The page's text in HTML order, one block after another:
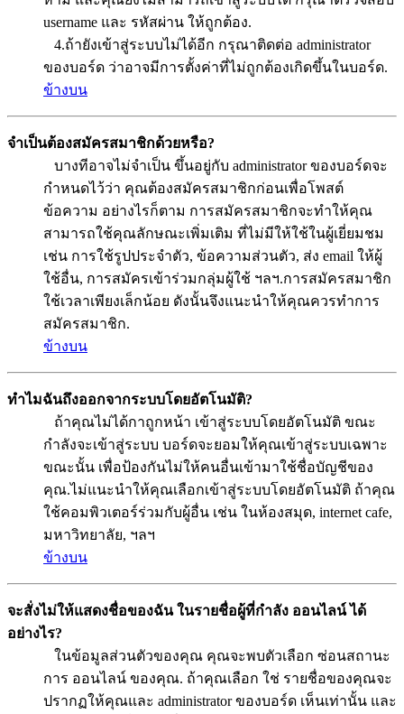
username และ รหัสผ่าน ให้ถูกต้อง.
4.ถ้ายังเข้าสู่ระบบไม่ได้อีก กรุณาติดต่อ administrator
ของบอร์ด ว่าอาจมีการตั้งค่าที่ไม่ถูกต้องเกิดขึ้นในบอร์ด.
ข้างบน
จำเป็นต้องสมัครสมาชิกด้วยหรือ?
บางทีอาจไม่จำเป็น ขึ้นอยู่กับ administrator ของบอร์ดจะ
กำหนดไว้ว่า คุณต้องสมัครสมาชิกก่อนเพื่อโพสต์
ข้อความ อย่างไรก็ตาม การสมัครสมาชิกจะทำให้คุณ
สามารถใช้คุณลักษณะเพิ่มเติม ที่ไม่มีให้ใช้ในผู้เยี่ยมชม
เช่น การใช้รูปประจำตัว, ข้อความส่วนตัว, ส่ง email ให้ผู้
ใช้อื่น, การสมัครเข้าร่วมกลุ่มผู้ใช้ ฯลฯ.การสมัครสมาชิก
ใช้เวลาเพียงเล็กน้อย ดังนั้นจึงแนะนำให้คุณควรทำการ
สมัครสมาชิก.
ข้างบน
ทำไมฉันถึงออกจากระบบโดยอัตโนมัติ?
ถ้าคุณไม่ได้กาถูกหน้า เข้าสู่ระบบโดยอัตโนมัติ ขณะ
กำลังจะเข้าสู่ระบบ บอร์ดจะยอมให้คุณเข้าสู่ระบบเฉพาะ
ขณะนั้น เพื่อป้องกันไม่ให้คนอื่นเข้ามาใช้ชื่อบัญชีของ
คุณ.ไม่แนะนำให้คุณเลือกเข้าสู่ระบบโดยอัตโนมัติ ถ้าคุณ
ใช้คอมพิวเตอร์ร่วมกับผู้อื่น เช่น ในห้องสมุด, internet cafe,
มหาวิทยาลัย, ฯลฯ
ข้างบน
จะสั่งไม่ให้แสดงชื่อของฉัน ในรายชื่อผู้ที่กำลัง ออนไลน์ ได้
อย่างไร?
ในข้อมูลส่วนตัวของคุณ คุณจะพบตัวเลือก ซ่อนสถานะ
การ ออนไลน์ ของคุณ. ถ้าคุณเลือก ใช่ รายชื่อของคุณจะ
ปรากฏให้คุณและ administrator ของบอร์ด เห็นเท่านั้น และ